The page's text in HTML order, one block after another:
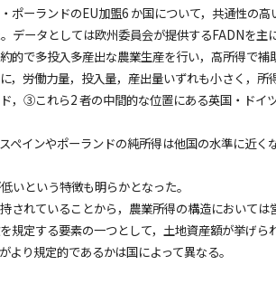
ポーランドのEU加盟6 か国について，共通性の
ータとしては欧州委員会が提供するFADNを主
で多投入多産出な農業生産を行い，高所得で補
労働力量，投入量，産出量いずれも小さく，所
，③これら2 者の中間的な位置にある英国・ドイ
ペインやポーランドの純所得は他国の水準に近く
いという特徴も明らかとなった。
されていることから，農業所得の構造において
規定する要素の一つとして，土地資産額が挙げら
り規定的であるかは国によって異なる。